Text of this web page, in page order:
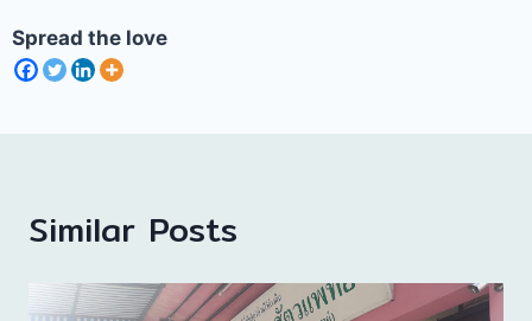
Spread the love
Similar Posts